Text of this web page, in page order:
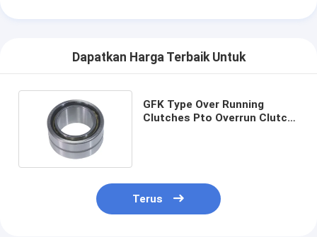
Dapatkan Harga Terbaik Untuk
GFK Type Over Running
Clutches Pto Overrun Clutch
Terus